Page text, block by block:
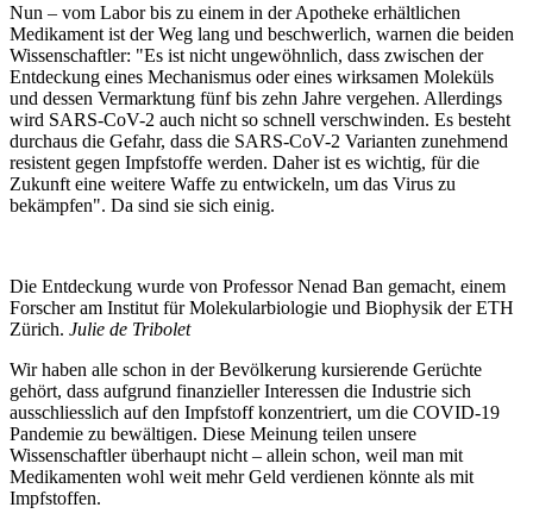
Nun – vom Labor bis zu einem in der Apotheke erhältlichen
Medikament ist der Weg lang und beschwerlich, warnen die beiden
Wissenschaftler: "Es ist nicht ungewöhnlich, dass zwischen der
Entdeckung eines Mechanismus oder eines wirksamen Moleküls
und dessen Vermarktung fünf bis zehn Jahre vergehen. Allerdings
wird SARS-CoV-2 auch nicht so schnell verschwinden. Es besteht
durchaus die Gefahr, dass die SARS-CoV-2 Varianten zunehmend
resistent gegen Impfstoffe werden. Daher ist es wichtig, für die
Zukunft eine weitere Waffe zu entwickeln, um das Virus zu
bekämpfen". Da sind sie sich einig.
Die Entdeckung wurde von Professor Nenad Ban gemacht, einem
Forscher am Institut für Molekularbiologie und Biophysik der ETH
Zürich. Julie de Tribolet
Wir haben alle schon in der Bevölkerung kursierende Gerüchte
gehört, dass aufgrund finanzieller Interessen die Industrie sich
ausschliesslich auf den Impfstoff konzentriert, um die COVID-19
Pandemie zu bewältigen. Diese Meinung teilen unsere
Wissenschaftler überhaupt nicht – allein schon, weil man mit
Medikamenten wohl weit mehr Geld verdienen könnte als mit
Impfstoffen.